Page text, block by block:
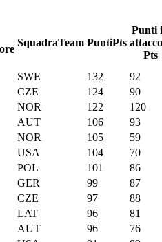
SquadraTeam PuntiPts
Punti
attacco
Pts
SWE 132
92
CZE 124
90
NOR 122
120
AUT 106
93
NOR 105
59
USA 104
70
POL 101
86
GER 99
87
CZE 97
88
LAT 96
81
AUT 96
76